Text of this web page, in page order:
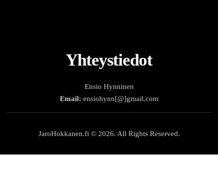
Yhteystiedot
Ensio Hynninen
Email: ensiohynn[@]gmail.com
JaroHokkanen.fi © 2026. All Rights Reserved.